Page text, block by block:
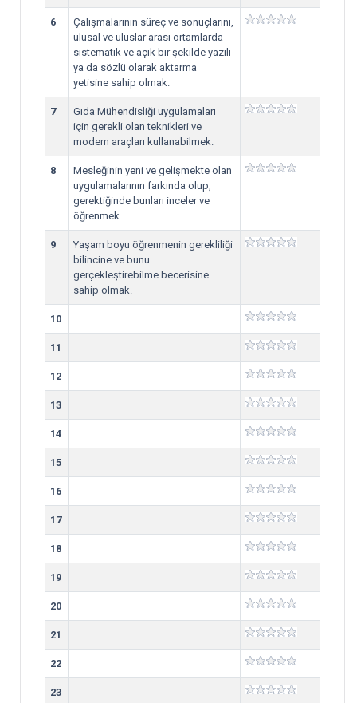
6
Çalışmalarının süreç ve sonuçlarını,
ulusal ve uluslar arası ortamlarda
sistematik ve açık bir şekilde yazılı
ya da sözlü olarak aktarma
yetisine sahip olmak.
7
Gıda Mühendisliği uygulamaları
için gerekli olan teknikleri ve
modern araçları kullanabilmek.
8
Mesleğinin yeni ve gelişmekte olan
uygulamalarının farkında olup,
gerektiğinde bunları inceler ve
öğrenmek.
9
Yaşam boyu öğrenmenin gerekliliği
bilincine ve bunu
gerçekleştirebilme becerisine
sahip olmak.
10
11
12
13
14
15
16
17
18
19
20
21
22
23